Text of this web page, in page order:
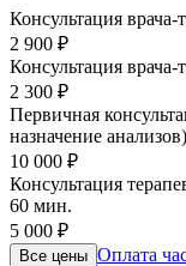
Консультация врача-
2 900 ₽
Консультация врача-
2 300 ₽
Первичная
назначение
10 000 ₽
Консультация
60 мин.
5 000 ₽
Все цены Оплата